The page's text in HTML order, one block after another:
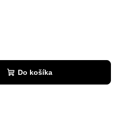
Do košíka